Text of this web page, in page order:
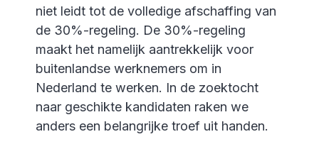
niet leidt tot de volledige afschaffing van
de 30%-regeling. De 30%-regeling
maakt het namelijk aantrekkelijk voor
buitenlandse werknemers om in
Nederland te werken. In de zoektocht
naar geschikte kandidaten raken we
anders een belangrijke troef uit handen.